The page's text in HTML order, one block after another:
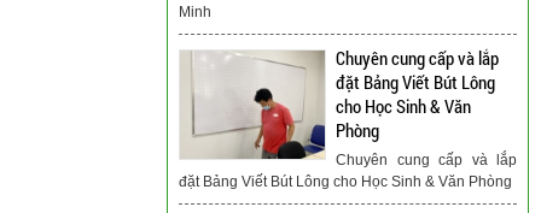
Minh
Chuyên cung cấp và lắp
đặt Bảng Viết Bút Lông
cho Học Sinh & Văn
Phòng
Chuyên cung cấp và lắp
đặt Bảng Viết Bút Lông cho Học Sinh & Văn Phòng